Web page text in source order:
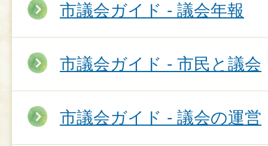
市議会ガイド - 議会年報
市議会ガイド - 市民と議会
市議会ガイド - 議会の運営